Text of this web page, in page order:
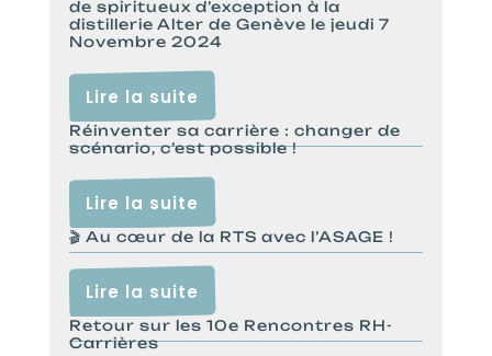
de spiritueux d’exception à la
distillerie Alter de Genève le jeudi 7
Novembre 2024
Lire la suite
Réinventer sa carrière : changer de
scénario, c’est possible !
Lire la suite
🎬 Au cœur de la RTS avec l’ASAGE !
Lire la suite
Retour sur les 10e Rencontres RH-
Carrières